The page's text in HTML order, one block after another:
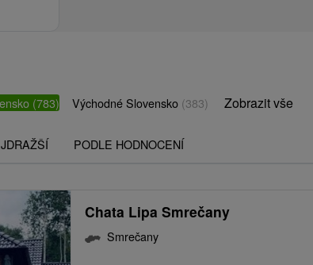
(783) Východné Slovensko (383) Zobrazit vše
PODLE HODNOCENÍ
Chata Lipa Smrečany
Smrečany